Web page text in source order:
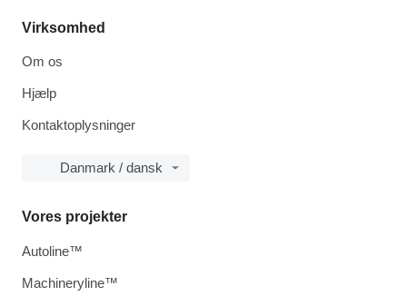
Virksomhed
Om os
Hjælp
Kontaktoplysninger
Danmark / dansk
Vores projekter
Autoline™
Machineryline™